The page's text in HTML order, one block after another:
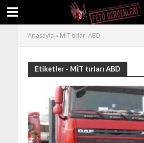
Anasayfa » MİT tırları ABD
Etiketler - MİT tırları ABD